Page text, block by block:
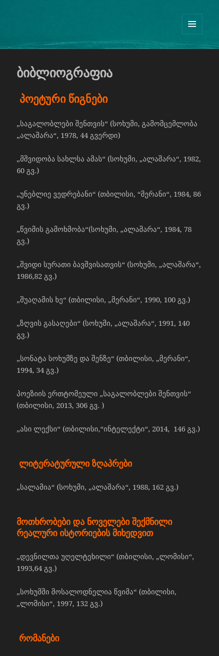
Guram Odisharia official website
ᲓᲐ
ბიბლიოგრაფია
პოეტური წიგნები
„საგალობლები შენთვის“ (სოხუმი, გამომცემლობა
„ალაშარა“, 1978, 44 გვერდი)
„მშვიდობა სახლსა ამას“ (სოხუმი, „ალაშარა“, 1982,
60 გვ.)
„უნებლიე ვედრებანი“ (თბილისი, “მერანი“, 1984, 86
გვ.)
„წვიმის გამოხმობა“(სოხუმი, „ალაშარა“, 1984, 78
გვ.)
„შვიდი სურათი ბავშვისათვის“ (სოხუმი, „ალაშარა“,
1986,82 გვ.)
„შუაღამის ხე“ (თბილისი, „მერანი“, 1990, 100 გვ.)
„ზღვის გასაღები“ (სოხუმი, „ალაშარა“, 1991, 140
გვ.)
„სონატა სოხუმზე და შენზე“ (თბილისი, „მერანი“,
1994, 34 გვ.)
პოეზიის ერთტომეული „საგალობლები შენთვის“
(თბილისი, 2013, 306 გვ. )
„ასი ლექსი“ (თბილისი,“ინტელექტი“, 2014, 146 გვ.)
ლიტერატურული ზღაპრები
„სალამია“ (სოხუმი, „ალაშარა“, 1988, 162 გვ.)
მოთხრობები და ნოველები შექმნილი
რეალური ისტორიების მიხედვით
„დევნილთა უღელტეხილი“ (თბილისი, „ლომისი“,
1993,64 გვ.)
„სოხუმში მოსალოდნელია წვიმა“ (თბილისი,
„ლომისი“, 1997, 132 გვ.)
რომანები